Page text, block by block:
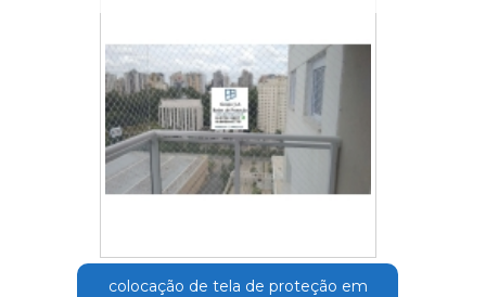
colocação de tela de proteção em